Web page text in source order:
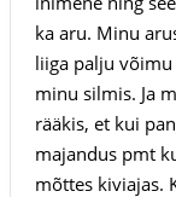
ka aru. Minu
liiga palju
minu silmis. Ja
rääkis, et kui
majandus pmt
mõttes kiviajas.